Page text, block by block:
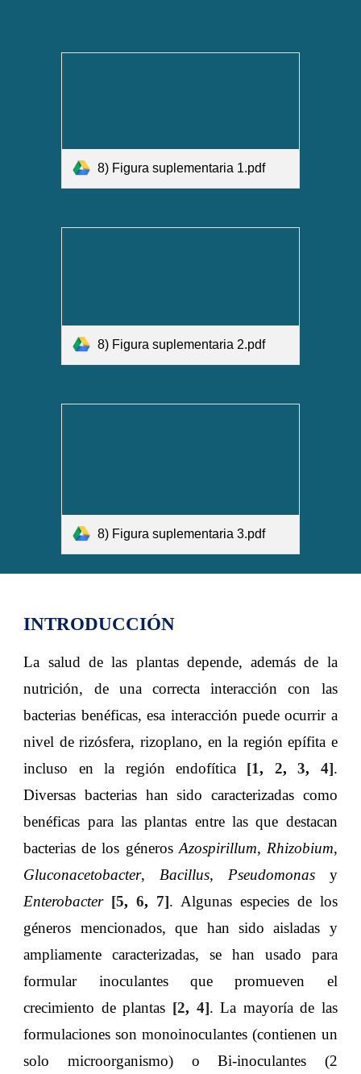
8) Figura suplementaria 1.pdf
8) Figura suplementaria 2.pdf
8) Figura suplementaria 3.pdf
INTRODUCCIÓN
La salud de las plantas depende, además de la
nutrición, de una correcta interacción con las
bacterias benéficas, esa interacción puede ocurrir a
nivel de rizósfera, rizoplano, en la región epífita e
incluso en la región endofítica [1, 2,3, 4].
Diversas bacterias han sido caracterizadas como
benéficas para las plantas entre las que destacan
bacterias de los génerosAzospirillum, Rhizobium,
Gluconacetobacter,Bacillus, Pseudomonas y
Enterobacter [5,6, 7]. Algunas especies de los
géneros mencionados, que han sido aisladas y
ampliamente caracterizadas, se han usado para
formular inoculantes que promueven el
crecimiento de plantas [2, 4]. La mayoría de las
formulaciones son monoinoculantes (contienen un
solo microorganismo) o Bi-inoculantes (2